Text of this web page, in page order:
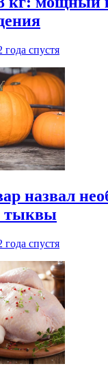
года спустя
назвал
тыквы
года спустя